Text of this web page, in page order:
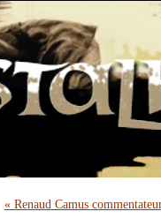
« Renaud Camus